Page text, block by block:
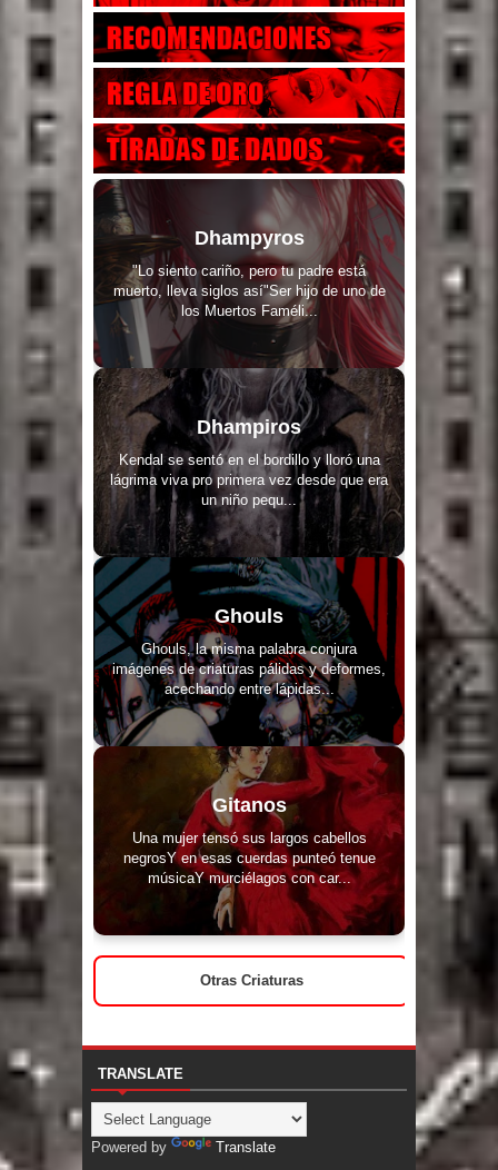
Dhampyros
"Lo siento cariño, pero tu padre está
muerto, lleva siglos así"Ser hijo de uno de
los Muertos Faméli...
Dhampiros
Kendal se sentó en el bordillo y lloró una
lágrima viva pro primera vez desde que era
un niño pequ...
Ghouls
Ghouls, la misma palabra conjura
imágenes de criaturas pálidas y deformes,
acechando entre lápidas...
Gitanos
Una mujer tensó sus largos cabellos
negrosY en esas cuerdas punteó tenue
músicaY murciélagos con car...
Otras Criaturas
TRANSLATE
Powered by Translate